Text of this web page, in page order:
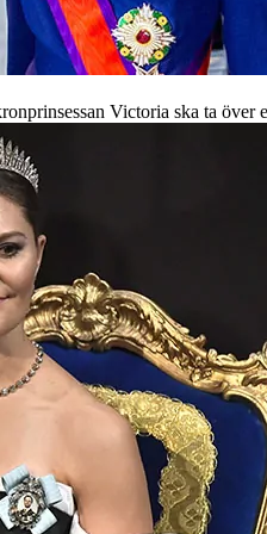
Victoria ska ta över